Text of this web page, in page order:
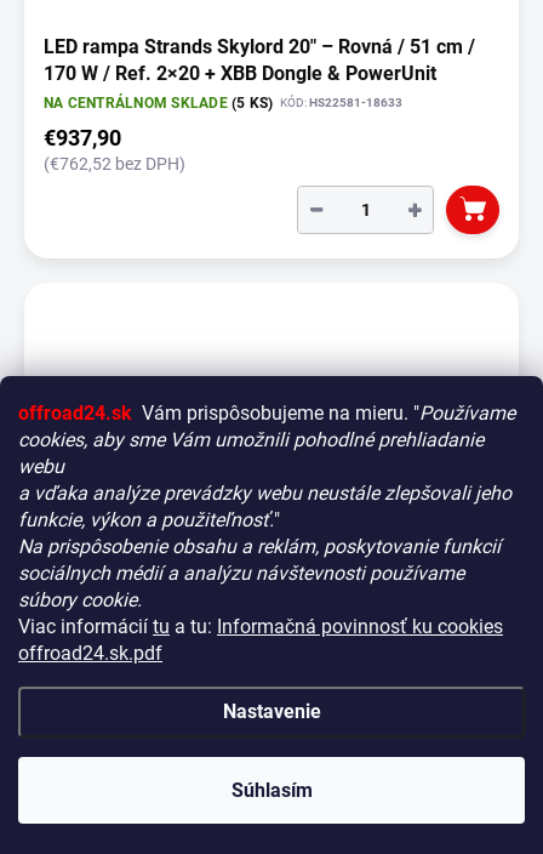
offroad24.sk Vám prispôsobujeme na mieru. "Používame
cookies, aby sme Vám umožnili pohodlné prehliadanie
webu
a vďaka analýze prevádzky webu neustále zlepšovali jeho
funkcie, výkon a použiteľnosť."
Na prispôsobenie obsahu a reklám, poskytovanie funkcií
sociálnych médií a analýzu návštevnosti používame
súbory cookie.
Viac informácií tu a tu: Informačná povinnosť ku cookies
offroad24.sk.pdf
Nastavenie
Súhlasím
Vitajte! Aby bolo hľadanie tých správnych dielov pre vaše
vozidlo čo najrýchlejšie a najpresnejšie, máme pre vás
malý tip:
Začnite výberom vášho vozidla– Týmto krokom si
zaistíte, že uvidíte len kompatibilné produkty.
filtre. Použite ich! Ušetria vám kopu času a pomôžu nájsť
presne to, čo hľadáte, behom sekúnd.
LED rampa Strands Skylord 20" – Rovná / 51 cm /
170 W / Ref. 2×20 + XBB Dongle & PowerUnit
NA CENTRÁLNOM SKLADE(5 KS) KÓD: HS22581-18633
€937,90
(€762,52 bez DPH)
+
−
LED rampa Strands Skylord 10" – Rovná / 23 cm /
76 W / Ref. 20 + XBB Dongle & PowerUnit